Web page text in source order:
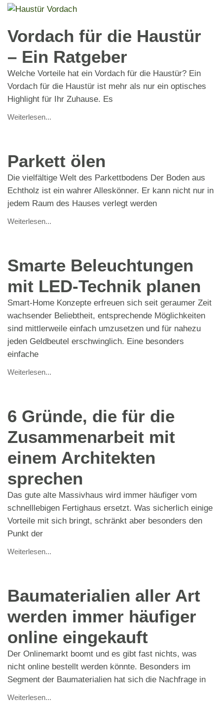
Vordach für die Haustür
– Ein Ratgeber
Welche Vorteile hat ein Vordach für die Haustür? Ein
Vordach für die Haustür ist mehr als nur ein optisches
Highlight für Ihr Zuhause. Es
Weiterlesen...
Parkett ölen
Die vielfältige Welt des Parkettbodens Der Boden aus
Echtholz ist ein wahrer Alleskönner. Er kann nicht nur in
jedem Raum des Hauses verlegt werden
Weiterlesen...
Smarte Beleuchtungen
mit LED-Technik planen
Smart-Home Konzepte erfreuen sich seit geraumer Zeit
wachsender Beliebtheit, entsprechende Möglichkeiten
sind mittlerweile einfach umzusetzen und für nahezu
jeden Geldbeutel erschwinglich. Eine besonders
einfache
Weiterlesen...
6 Gründe, die für die
Zusammenarbeit mit
einem Architekten
sprechen
Das gute alte Massivhaus wird immer häufiger vom
schnelllebigen Fertighaus ersetzt. Was sicherlich einige
Vorteile mit sich bringt, schränkt aber besonders den
Punkt der
Weiterlesen...
Baumaterialien aller Art
werden immer häufiger
online eingekauft
Der Onlinemarkt boomt und es gibt fast nichts, was
nicht online bestellt werden könnte. Besonders im
Segment der Baumaterialien hat sich die Nachfrage in
Weiterlesen...